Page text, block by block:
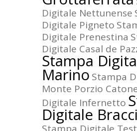
Digitale Nettunense
Digitale Pigneto
Digitale Prenestina
Digitale Casal de
Stampa
Marino Stampa
Monte Porzio
Digitale Infernetto
Digitale